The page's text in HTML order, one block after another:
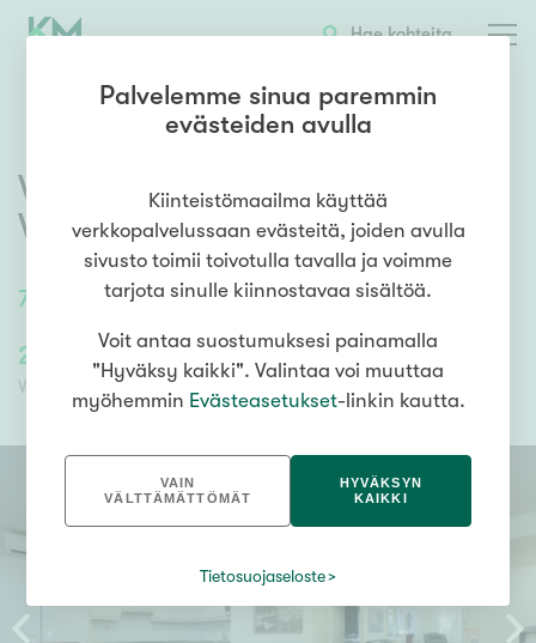
Hae kohteita
76 76m² 3h, k, kph, s, parv
Väinö Tannerin tie 13,Pakkala
Vantaa
279 000,00 €
Velaton hinta
279 000,00 €
Palvelemme sinua paremmin
evästeiden avulla
Kiinteistömaailma käyttää
verkkopalvelussaan evästeitä, joiden avulla
sivusto toimii toivotulla tavalla ja voimme
tarjota sinulle kiinnostavaa sisältöä.
Voit antaa suostumuksesi painamalla
"Hyväksy kaikki". Valintaa voi muuttaa
myöhemmin Evästeasetukset-linkin kautta.
VAIN
VÄLTTÄMÄTTÖMÄT
HYVÄKSYN
KAIKKI
Tietosuojaseloste